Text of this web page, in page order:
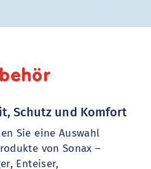
Schutz und Komfort
Sie eine Auswahl
von Sonax –
Enteiser,